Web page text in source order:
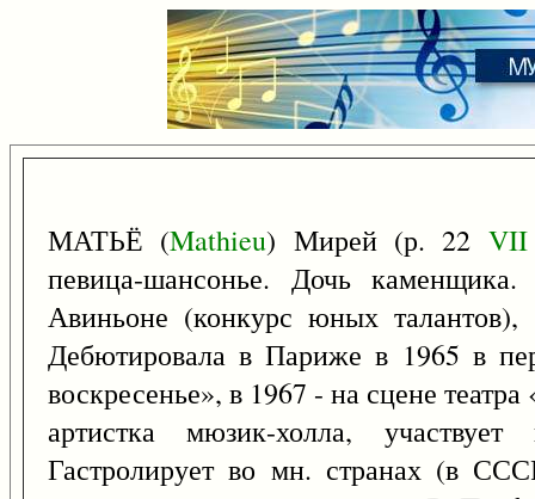
МАТЬЁ (Mathieu) Мирей (р. 22 VII
певица-шансонье. Дочь
Авиньоне (конкурс юных
Дебютировала в Париже в 1965 в
воскресенье», в 1967 - на сцене
артистка мюзик-холла,
Гастролирует во мн. странах (в